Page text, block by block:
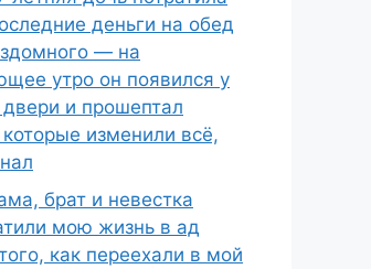
деньги на обед
— на
утро он появился у
и прошептал
изменили всё,
брат и невестка
мою жизнь в ад
как переехали в мой